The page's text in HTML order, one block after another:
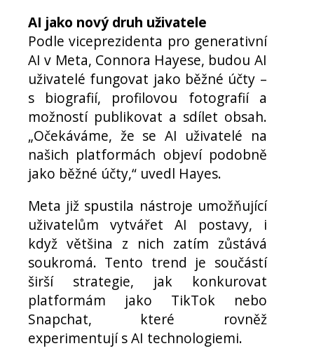
AI jako nový druh uživatele
Podle viceprezidenta pro generativní
AI v Meta, Connora Hayese, budou AI
uživatelé fungovat jako běžné účty –
s biografií, profilovou fotografií a
možností publikovat a sdílet obsah.
„Očekáváme, že se AI uživatelé na
našich platformách objeví podobně
jako běžné účty,“ uvedl Hayes.
Meta již spustila nástroje umožňující
uživatelům vytvářet AI postavy, i
když většina z nich zatím zůstává
soukromá. Tento trend je součástí
širší strategie, jak konkurovat
platformám jako TikTok nebo
Snapchat, které rovněž
experimentují s AI technologiemi.